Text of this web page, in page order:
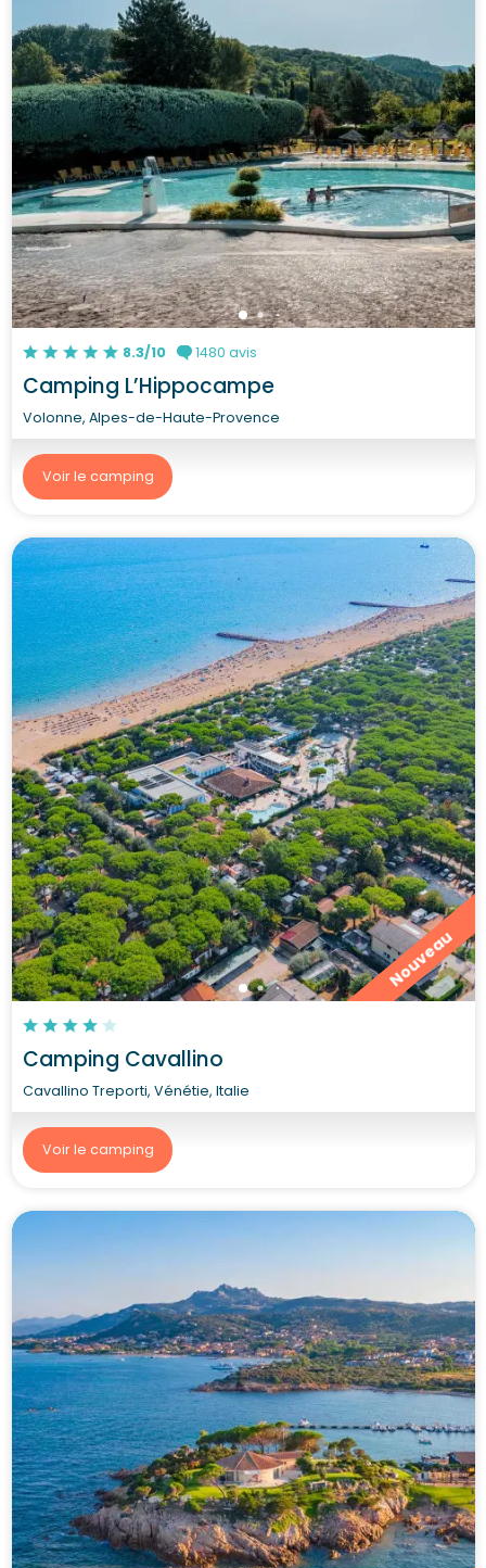
8.3/10 1480 avis
Camping L’Hippocampe
Volonne, Alpes-de-Haute-Provence
Voir le camping
Nouveau
Camping Cavallino
Cavallino Treporti, Vénétie, Italie
Voir le camping